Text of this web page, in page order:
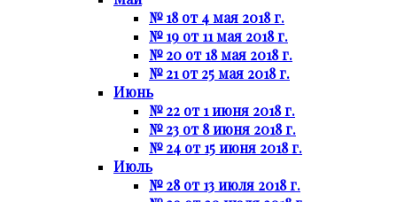
№ 18 от 4 мая 2018 г.
№ 19 от 11 мая 2018 г.
№ 20 от 18 мая 2018 г.
№ 21 от 25 мая 2018 г.
Июнь
№ 22 от 1 июня 2018 г.
№ 23 от 8 июня 2018 г.
№ 24 от 15 июня 2018 г.
Июль
№ 28 от 13 июля 2018 г.